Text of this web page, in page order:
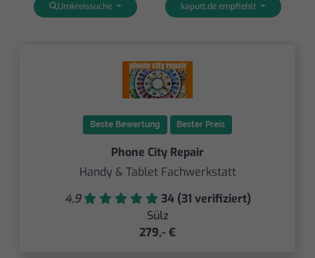
Umkreissuche kaputt.de empfiehlt
Beste Bewertung Bester Preis
Phone City Repair
Handy & Tablet Fachwerkstatt
4,9
34 (31 verifiziert)
Sülz
279,- €